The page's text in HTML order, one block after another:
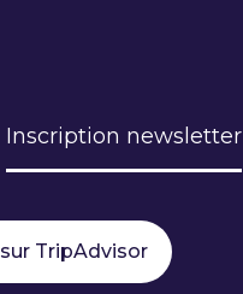
Inscription newsletter
TripAdvisor